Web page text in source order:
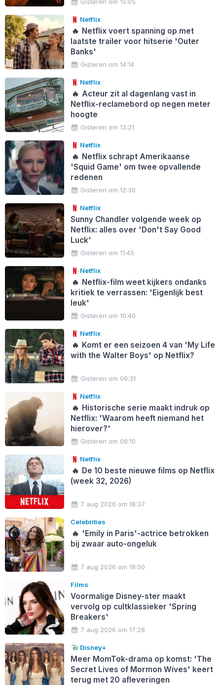
Netflix
🔥 Netflix voert spanning op met
laatste trailer voor hitserie 'Outer
Banks'
Gisteren om 14:14
Netflix
🔥 Acteur zit al dagenlang vast in
Netflix-reclamebord op negen meter
hoogte
Gisteren om 13:21
Netflix
🔥 Netflix schrapt Amerikaanse
'Squid Game' om twee opvallende
redenen
Gisteren om 12:30
Netflix
Sunny Chandler volgende week op
Netflix: alles over 'Don't Say Good
Luck'
Gisteren om 11:45
Netflix
🔥 Netflix-film weet kijkers ondanks
kritiek te verrassen: 'Eigenlijk best
leuk'
Gisteren om 10:40
Netflix
🔥 Komt er een seizoen 4 van 'My Life
with the Walter Boys' op Netflix?
Gisteren om 09:31
Netflix
🔥 Historische serie maakt indruk op
Netflix: 'Waarom heeft niemand het
hierover?'
Gisteren om 08:10
Netflix
🔥 De 10 beste nieuwe films op Netflix
(week 32, 2026)
7 aug 2026 om 18:37
Celebrities
🔥 'Emily in Paris'-actrice betrokken
bij zwaar auto-ongeluk
7 aug 2026 om 18:00
Films
Voormalige Disney-ster maakt
vervolg op cultklassieker 'Spring
Breakers'
7 aug 2026 om 17:28
Disney+
Meer MomTok-drama op komst: 'The
Secret Lives of Mormon Wives' keert
terug met 20 afleveringen